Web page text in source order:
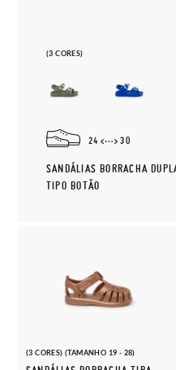
(3 CORES)
24 30
SANDÁLIAS BORRACHA
TIPO BOTÃO
(3 CORES) (TAMANHO 19 - 28)